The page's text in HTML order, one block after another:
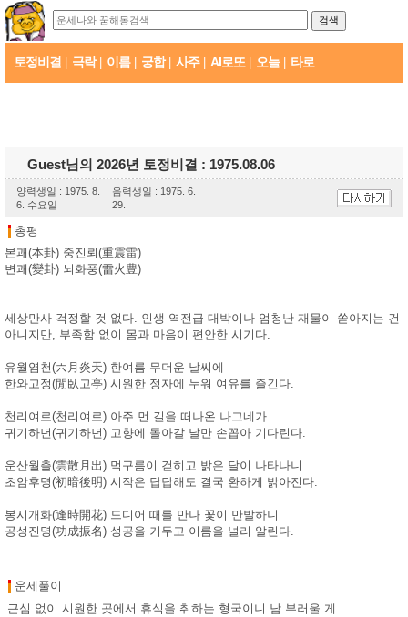
토정비결 극락 이름 궁합 사주 AI로또 오늘 타로
Guest님의 2026년 토정비결 : 1975.08.06
양력생일 : 1975. 8.
6. 수요일
음력생일 : 1975. 6.
29.
총평
본괘(本卦) 중진뢰(重震雷)
변괘(變卦) 뇌화풍(雷火豊)
세상만사 걱정할 것 없다. 인생 역전급 대박이나 엄청난 재물이 쏟아지는 건
아니지만, 부족함 없이 몸과 마음이 편안한 시기다.
유월염천(六月炎天) 한여름 무더운 날씨에
한와고정(閒臥고亭) 시원한 정자에 누워 여유를 즐긴다.
천리여로(천리여로) 아주 먼 길을 떠나온 나그네가
귀기하년(귀기하년) 고향에 돌아갈 날만 손꼽아 기다린다.
운산월출(雲散月出) 먹구름이 걷히고 밝은 달이 나타나니
초암후명(初暗後明) 시작은 답답해도 결국 환하게 밝아진다.
봉시개화(逢時開花) 드디어 때를 만나 꽃이 만발하니
공성진명(功成振名) 성공을 거두고 이름을 널리 알린다.
운세풀이
근심 없이 시원한 곳에서 휴식을 취하는 형국이니 남 부러울 게